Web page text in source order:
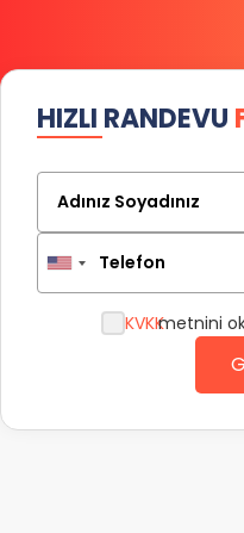
HIZLI RANDEVU
Adınız Soyadınız
Telefon
KVKKmetnini